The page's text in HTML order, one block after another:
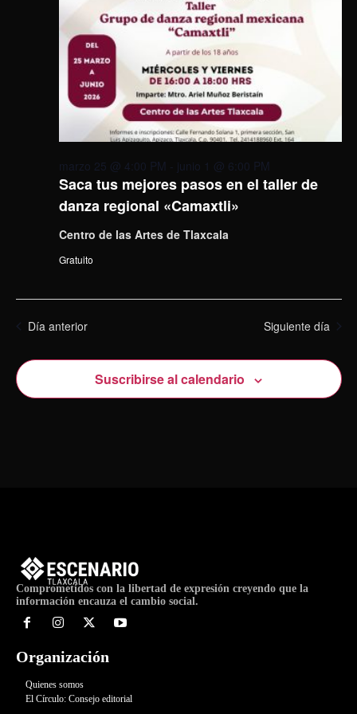
Saca tus mejores pasos en el taller de
danza regional «Camaxtli»
marzo 25 @ 4:00 PM - junio 1 @ 6:00 PM
Centro de las Artes de Tlaxcala
Gratuito
Día anterior Siguiente día
Suscribirse al calendario
Comprometidos con la libertad de expresión creyendo que la
información encauza el cambio social.
Organización
Quienes somos
El Círculo: Consejo editorial